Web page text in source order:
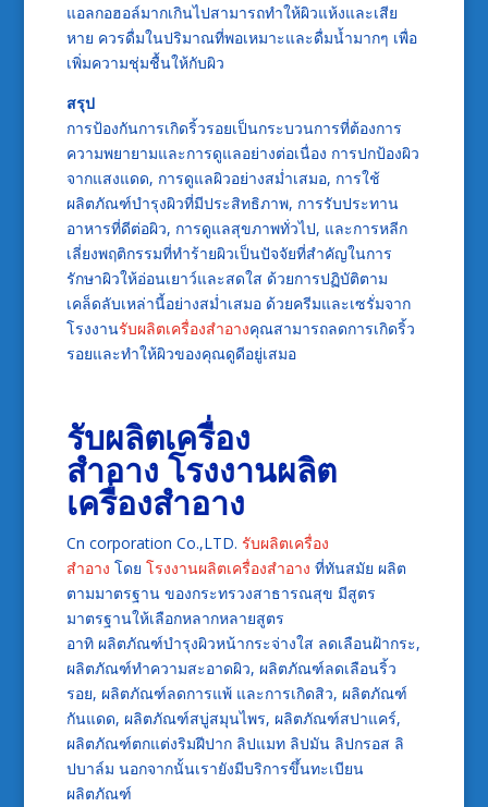
แอลกอฮอล์มากเกินไปสามารถทำให้ผิวแห้งและเสีย
หาย ควรดื่มในปริมาณที่พอเหมาะและดื่มน้ำมากๆ เพื่อ
เพิ่มความชุ่มชื้นให้กับผิว
สรุป
การป้องกันการเกิดริ้วรอยเป็นกระบวนการที่ต้องการ
ความพยายามและการดูแลอย่างต่อเนื่อง การปกป้องผิว
จากแสงแดด, การดูแลผิวอย่างสม่ำเสมอ, การใช้
ผลิตภัณฑ์บำรุงผิวที่มีประสิทธิภาพ, การรับประทาน
อาหารที่ดีต่อผิว, การดูแลสุขภาพทั่วไป, และการหลีก
เลี่ยงพฤติกรรมที่ทำร้ายผิวเป็นปัจจัยที่สำคัญในการ
รักษาผิวให้อ่อนเยาว์และสดใส ด้วยการปฏิบัติตาม
เคล็ดลับเหล่านี้อย่างสม่ำเสมอ ด้วยครีมและเซรั่มจาก
โรงงานรับผลิตเครื่องสำอางคุณสามารถลดการเกิดริ้ว
รอยและทำให้ผิวของคุณดูดีอยู่เสมอ
รับผลิตเครื่อง
สำอาง โรงงานผลิต
เครื่องสำอาง
Cn corporation Co.,LTD. รับผลิตเครื่อง
สำอาง โดย โรงงานผลิตเครื่องสำอาง ที่ทันสมัย ผลิต
ตามมาตรฐาน ของกระทรวงสาธารณสุข มีสูตร
มาตรฐานให้เลือกหลากหลายสูตร
อาทิ ผลิตภัณฑ์บำรุงผิวหน้ากระจ่างใส ลดเลือนฝ้ากระ,
ผลิตภัณฑ์ทำความสะอาดผิว, ผลิตภัณฑ์ลดเลือนริ้ว
รอย, ผลิตภัณฑ์ลดการแพ้ และการเกิดสิว, ผลิตภัณฑ์
กันแดด, ผลิตภัณฑ์สบู่สมุนไพร, ผลิตภัณฑ์สปาแคร์,
ผลิตภัณฑ์ตกแต่งริมฝีปาก ลิปแมท ลิปมัน ลิปกรอส ลิ
ปบาล์ม นอกจากนั้นเรายังมีบริการขึ้นทะเบียน
ผลิตภัณฑ์